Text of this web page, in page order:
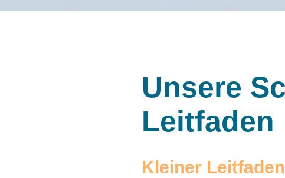
Unsere
Leitfaden
Kleiner